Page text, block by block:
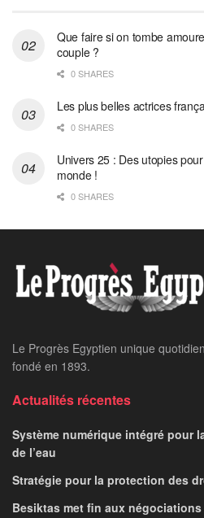
Que faire si on tombe
couple ?
0 SHARES
Les plus belles actrices
0 SHARES
Univers 25 : Des utopies
monde !
0 SHARES
​Chabramant:
grande
complexe vert
par